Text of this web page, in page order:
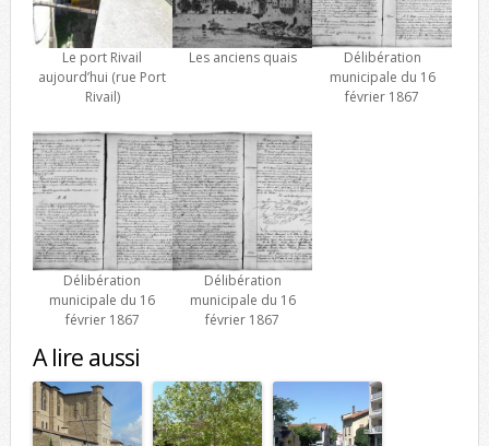
Le port Rivail
aujourd’hui (rue Port
Rivail)
Les anciens quais
Délibération
municipale du 16
février 1867
Délibération
municipale du 16
février 1867
Délibération
municipale du 16
février 1867
A lire aussi